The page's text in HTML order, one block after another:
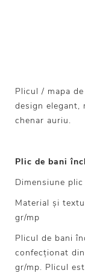
Plicul / mapa
design elegant,
chenar auriu.
Plic de bani
Dimensiune
Material și
gr/mp
Plicul de bani
confecționat
gr/mp. Plicul